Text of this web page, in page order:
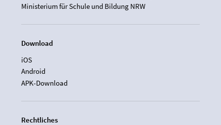
Ministerium für Schule und Bildung NRW
Download
iOS
Android
APK-Download
Rechtliches